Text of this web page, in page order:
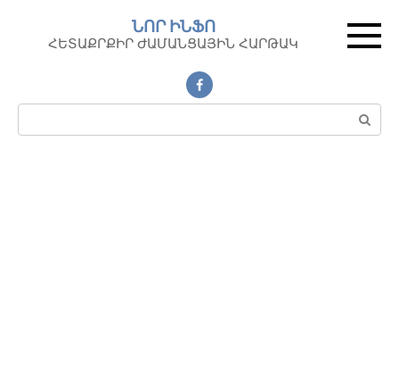
контенту
ՆՈՐ ԻՆՖՈ
ՀԵՏԱՔՐՔԻՐ ԺԱՄԱՆՑԱՅԻՆ ՀԱՐԹԱԿ
Поиск: